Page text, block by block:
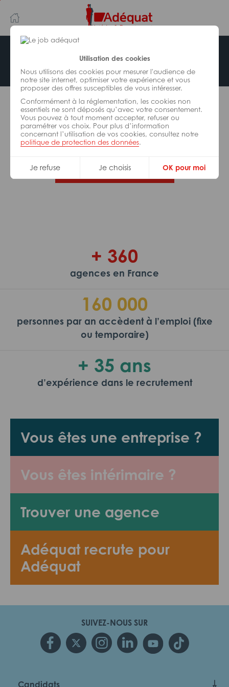
Utilisation des cookies
Nous utilisons des cookies pour mesurer l'audience de
notre site internet, optimiser votre expérience et vous
proposer des offres susceptibles de vous intéresser.
Conformément à la réglementation, les cookies non
essentiels ne sont déposés qu’avec votre consentement.
Vous pouvez à tout moment accepter, refuser ou
paramétrer vos choix. Pour plus d’information
concernant l’utilisation de vos cookies, consultez notre
politique de protection des données.
Je refuse Je choisis OK pour moi
au
contenu
principal
navigation
Offre indisponible
L’offre d’emploi que vous tentez de consulter n’est
plus disponible.
De nombreuses autres missions peuvent vous
correspondre, consultez toutes nos offres.
Trouvez votre job Adéquat !
Vous êtes une entreprise ?
Vous êtes intérimaire ?
Trouver une agence
Adéquat recrute pour
Adéquat
+ 360
agences en France
160 000
personnes par an accèdent à l’emploi (fixe
ou temporaire)
+ 35 ans
d’expérience dans le recrutement
SUIVEZ-NOUS SUR
Candidats